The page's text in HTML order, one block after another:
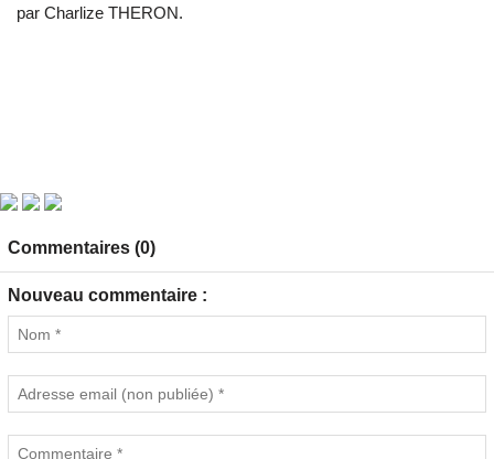
par Charlize THERON.
Commentaires (0)
Nouveau commentaire :